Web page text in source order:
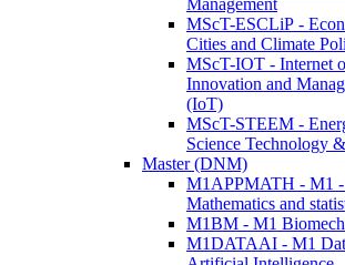
Management
MScT-ESCLiP -
Cities and Climate
MScT-IOT - Internet
Innovation and
(IoT)
MScT-STEEM -
Science Technology
Master (DNM)
M1APPMATH - M1
Mathematics and
M1BM - M1
M1DATAAI - M1